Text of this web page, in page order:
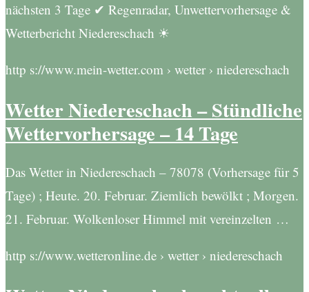
nächsten 3 Tage ✔ Regenradar, Unwettervorhersage &
Wetterbericht Niedereschach ☀
http s://www.mein-wetter.com › wetter › niedereschach
Wetter Niedereschach – Stündliche
Wettervorhersage – 14 Tage
Das Wetter in Niedereschach – 78078 (Vorhersage für 5
Tage) ; Heute. 20. Februar. Ziemlich bewölkt ; Morgen.
21. Februar. Wolkenloser Himmel mit vereinzelten …
http s://www.wetteronline.de › wetter › niedereschach